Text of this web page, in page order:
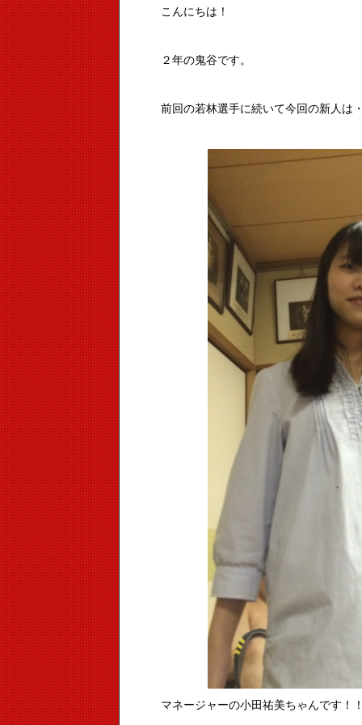
こんにちは！
２年の鬼谷です。
前回の若林選手に続いて今回の新人は
マネージャーの小田祐美ちゃんです！